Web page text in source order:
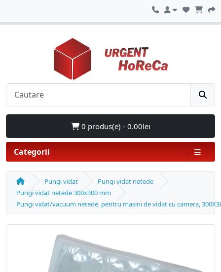
0 produs(e) - 0.00lei
Categorii
Pungi vidat
Pungi vidat netede
Pungi vidat netede 300x300 mm
Pungi vidat/vacuum netede, pentru masini de vidat cu camera,